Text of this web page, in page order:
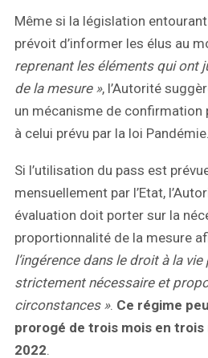
Même si la législation
prévoit d’informer les élus au
reprenant les éléments qui ont
de la mesure », l’Autorité
un mécanisme de confirmation
à celui prévu par la loi Pandémie.
Si l’utilisation du pass est
mensuellement par l’Etat,
évaluation doit porter sur la
proportionnalité de la mesure
l’ingérence dans le droit à la
strictement nécessaire et
circonstances ». Ce régime
prorogé de trois mois en trois
2022.